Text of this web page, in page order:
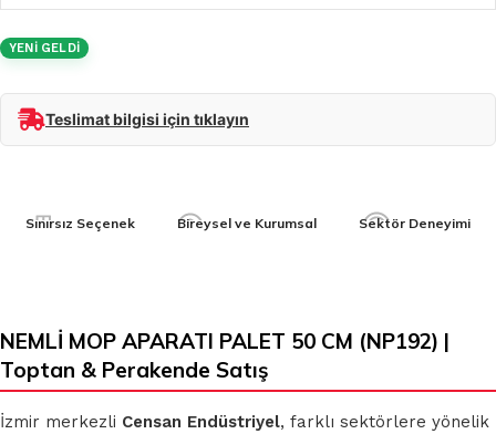
YENİ GELDİ
Teslimat bilgisi için tıklayın
Sınırsız Seçenek Bireysel ve Kurumsal Sektör Deneyimi
NEMLİ MOP APARATI PALET 50 CM (NP192) |
Toptan & Perakende Satış
İzmir merkezli Censan Endüstriyel, farklı sektörlere yönelik